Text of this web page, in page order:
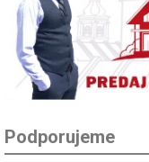
Podporujeme